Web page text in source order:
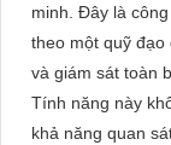
minh. Đây là
theo một quỹ
và giám sát toàn
Tính năng này
khả năng quan